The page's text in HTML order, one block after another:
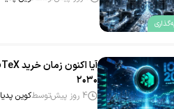
۲۰۳۰
4 روز پیش توسطکوین پدیا